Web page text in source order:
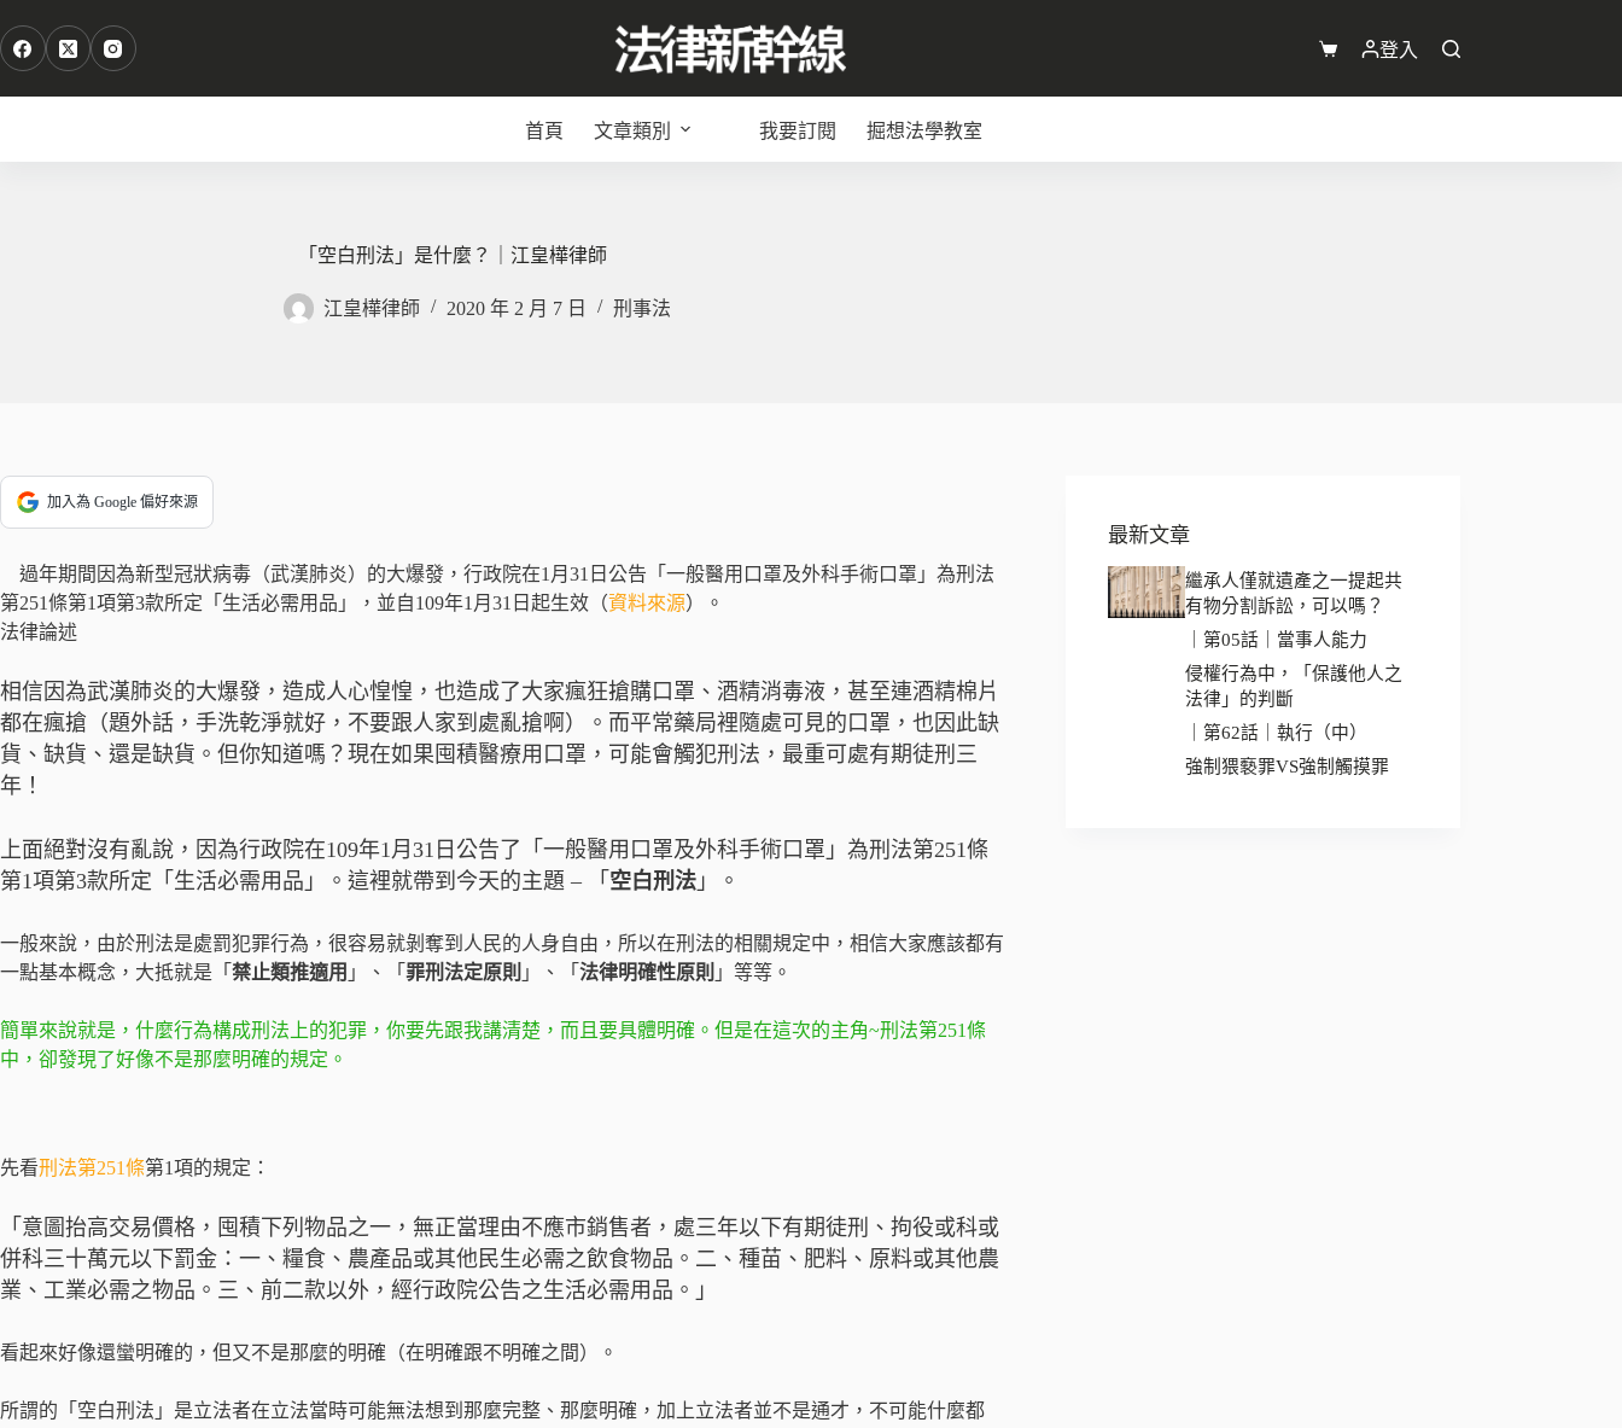
至
主
要
購
物
登入
首頁 文章類別 我要訂閱 掘想法學教室
「空白刑法」是什麼？｜江皇樺律師
江皇樺律師 2020 年 2 月 7 日 刑事法
加入為 Google 偏好來源
過年期間因為新型冠狀病毒（武漢肺炎）的大爆發，行政院在1月31日公告「一般醫用口罩及外科手術口罩」為刑法
第251條第1項第3款所定「生活必需用品」，並自109年1月31日起生效（資料來源）。
法律論述
相信因為武漢肺炎的大爆發，造成人心惶惶，也造成了大家瘋狂搶購口罩、酒精消毒液，甚至連酒精棉片
都在瘋搶（題外話，手洗乾淨就好，不要跟人家到處亂搶啊）。而平常藥局裡隨處可見的口罩，也因此缺
貨、缺貨、還是缺貨。但你知道嗎？現在如果囤積醫療用口罩，可能會觸犯刑法，最重可處有期徒刑三
年！
上面絕對沒有亂說，因為行政院在109年1月31日公告了「一般醫用口罩及外科手術口罩」為刑法第251條
第1項第3款所定「生活必需用品」。這裡就帶到今天的主題 – 「 空白刑法 」。
一般來說，由於刑法是處罰犯罪行為，很容易就剝奪到人民的人身自由，所以在刑法的相關規定中，相信大家應該都有
一點基本概念，大抵就是「 禁止類推適用 」、「 罪刑法定原則 」、「 法律明確性原則 」等等。
簡單來說就是，什麼行為構成刑法上的犯罪，你要先跟我講清楚，而且要具體明確。但是在這次的主角~刑法第251條
中，卻發現了好像不是那麼明確的規定。
先看刑法第251條第1項的規定：
「意圖抬高交易價格，囤積下列物品之一，無正當理由不應市銷售者，處三年以下有期徒刑、拘役或科或
併科三十萬元以下罰金：一、糧食、農產品或其他民生必需之飲食物品。二、種苗、肥料、原料或其他農
業、工業必需之物品。三、前二款以外，經行政院公告之生活必需用品。」
看起來好像還蠻明確的，但又不是那麼的明確（在明確跟不明確之間）。
所謂的「空白刑法」是立法者在立法當時可能無法想到那麼完整、那麼明確，加上立法者並不是通才，不可能什麼都
最新文章
繼承人僅就遺產之一提起共
有物分割訴訟，可以嗎？
｜第05話｜當事人能力
侵權行為中，「保護他人之
法律」的判斷
｜第62話｜執行（中）
強制猥褻罪VS強制觸摸罪